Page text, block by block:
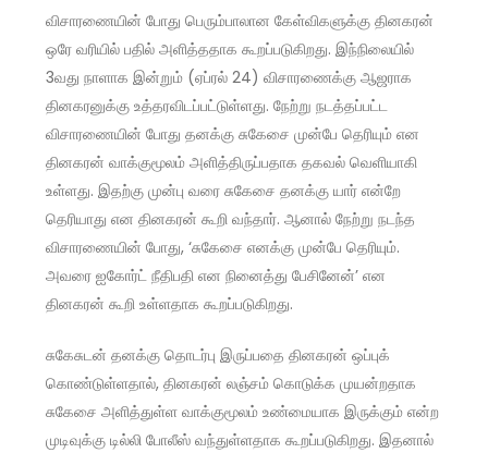
விசாரணையின் போது பெரும்பாலான கேள்விகளுக்கு தினகரன்
ஒரே வரியில் பதில் அளித்ததாக கூறப்படுகிறது. இந்நிலையில்
3வது நாளாக இன்றும் (ஏப்ரல் 24) விசாரணைக்கு ஆஜராக
தினகரனுக்கு உத்தரவிடப்பட்டுள்ளது. நேற்று நடத்தப்பட்ட
விசாரணையின் போது தனக்கு சுகேசை முன்பே தெரியும் என
தினகரன் வாக்குமூலம் அளித்திருப்பதாக தகவல் வெளியாகி
உள்ளது. இதற்கு முன்பு வரை சுகேசை தனக்கு யார் என்றே
தெரியாது என தினகரன் கூறி வந்தார். ஆனால் நேற்று நடந்த
விசாரணையின் போது, ‘சுகேசை எனக்கு முன்பே தெரியும்.
அவரை ஐகோர்ட் நீதிபதி என நினைத்து பேசினேன்’ என
தினகரன் கூறி உள்ளதாக கூறப்படுகிறது.
சுகேசுடன் தனக்கு தொடர்பு இருப்பதை தினகரன் ஒப்புக்
கொண்டுள்ளதால், தினகரன் லஞ்சம் கொடுக்க முயன்றதாக
சுகேசை அளித்துள்ள வாக்குமூலம் உண்மையாக இருக்கும் என்ற
முடிவுக்கு டில்லி போலீஸ் வந்துள்ளதாக கூறப்படுகிறது. இதனால்